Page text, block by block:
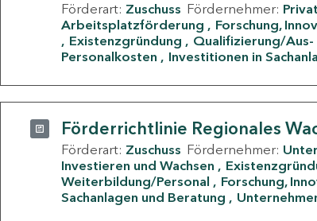
Förderart: Zuschuss Fördernehmer:
Arbeitsplatzförderung
Forschung,
Existenzgründung
Qualifizierung/
Personalkosten
Investitionen in
Förderrichtlinie Regionales
Förderart: Zuschuss Fördernehmer:
Investieren und Wachsen
Weiterbildung/Personal
Forschung,
Sachanlagen und Beratung